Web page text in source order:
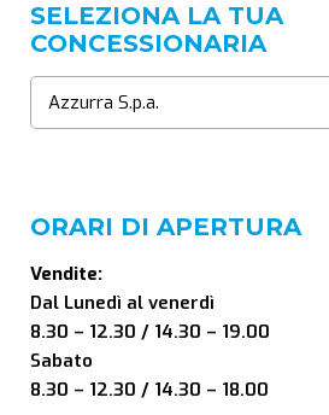
SELEZIONA LA TUA
CONCESSIONARIA
ORARI DI APERTURA
Vendite:
Dal Lunedì al venerdì
8.30 – 12.30 / 14.30 – 19.00
Sabato
8.30 – 12.30 / 14.30 – 18.00